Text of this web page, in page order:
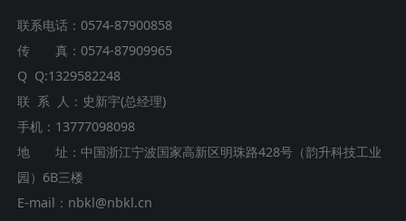
联系电话：0574-87900858
传 真：0574-87909965
Q Q:1329582248
联 系 人：史新宇(总经理)
手机：13777098098
地 址： 中国浙江宁波国家高新区明珠路428号（韵升科技工业
园）6B三楼
E-mail： nbkl@nbkl.cn